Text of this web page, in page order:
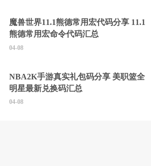
魔兽世界11.1熊德常用宏代码分享 11.1
熊德常用宏命令代码汇总
04-08
NBA2K手游真实礼包码分享 美职篮全
明星最新兑换码汇总
04-08